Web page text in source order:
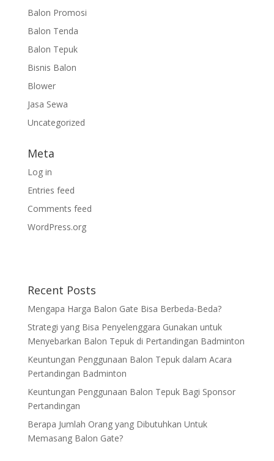
Balon Promosi
Balon Tenda
Balon Tepuk
Bisnis Balon
Blower
Jasa Sewa
Uncategorized
Meta
Log in
Entries feed
Comments feed
WordPress.org
Recent Posts
Mengapa Harga Balon Gate Bisa Berbeda-Beda?
Strategi yang Bisa Penyelenggara Gunakan untuk
Menyebarkan Balon Tepuk di Pertandingan Badminton
Keuntungan Penggunaan Balon Tepuk dalam Acara
Pertandingan Badminton
Keuntungan Penggunaan Balon Tepuk Bagi Sponsor
Pertandingan
Berapa Jumlah Orang yang Dibutuhkan Untuk
Memasang Balon Gate?